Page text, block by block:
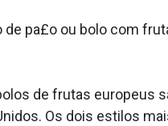
pa£o ou bolo com
de frutas
Os dois estilos